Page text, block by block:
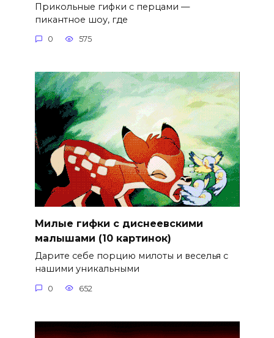
Прикольные гифки с перцами —
пикантное шоу, где
0 575
Милые гифки с диснеевскими
малышами (10 картинок)
Дарите себе порцию милоты и веселья с
нашими уникальными
0 652